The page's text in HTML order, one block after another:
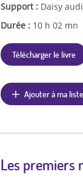
Support : Daisy
Durée : 10 h 02 mn
Télécharger le livre
Ajouter à ma liste
Les premiers